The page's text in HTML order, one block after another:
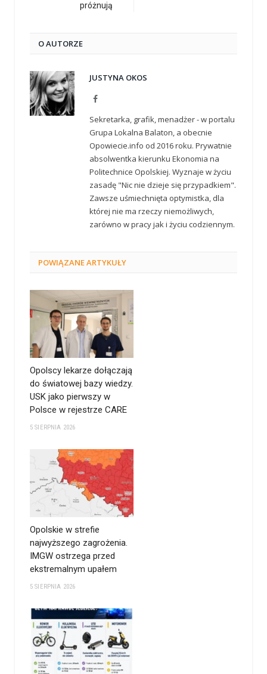
próżnują
O AUTORZE
JUSTYNA OKOS
Facebook
Sekretarka, grafik, menadżer - w portalu
Grupa Lokalna Balaton, a obecnie
Opowiecie.info od 2016 roku. Prywatnie
absolwentka kierunku Ekonomia na
Politechnice Opolskiej. Wyznaje w życiu
zasadę "Nic nie dzieje się przypadkiem".
Zawsze uśmiechnięta optymistka, dla
której nie ma rzeczy niemożliwych,
zarówno w pracy jak i życiu codziennym.
POWIĄZANEARTYKUŁY
Opolscy lekarze dołączają
do światowej bazy wiedzy.
USK jako pierwszy w
Polsce w rejestrze CARE
5 SIERPNIA 2026
Opolskie w strefie
najwyższego zagrożenia.
IMGW ostrzega przed
ekstremalnym upałem
5 SIERPNIA 2026